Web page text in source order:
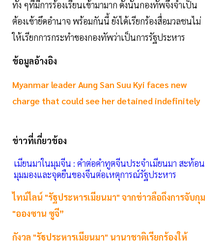
ทั้ง ๆที่มีการร้องเรียนเข้ามามาก ดังนั้นกองทัพจึงจำเป็น
ต้องเข้ายึดอำนาจ พร้อมกันนี้ ยังได้เรียกร้องสื่อมวลชนไม่
ให้เรียกการกระทำของกองทัพว่าเป็นการรัฐประหาร
ข้อมูลอ้างอิง
Myanmar leader Aung San Suu Kyi faces new
charge that could see her detained indefinitely
ข่าวที่เกี่ยวข้อง
เมียนมาในมุมจีน : คำต่อคำทูตจีนประจำเมียนมา สะท้อน
มุมมองและจุดยืนของจีนต่อเหตุการณ์รัฐประหาร
ไทม์ไลน์ "รัฐประหาร​เมียนมา"​ จากข่าวลือถึงการจับกุม
"อองซาน ซูจี”
กังวล "รัฐประหารเมียนมา" นานาชาติเรียกร้องให้